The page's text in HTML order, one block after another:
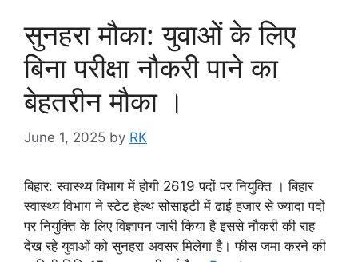
सुनहरा मौका: युवाओं के लिए
बिना परीक्षा नौकरी पाने का
बेहतरीन मौका ।
June 1, 2025 by RK
बिहार: स्वास्थ्य विभाग में होगी 2619 पदों पर नियुक्ति । बिहार
स्वास्थ्य विभाग ने स्टेट हेल्थ सोसाइटी में ढाई हजार से ज्यादा पदों
पर नियुक्ति के लिए विज्ञापन जारी किया है इससे नौकरी की राह
देख रहे युवाओं को सुनहरा अवसर मिलेगा है। फीस जमा करने की